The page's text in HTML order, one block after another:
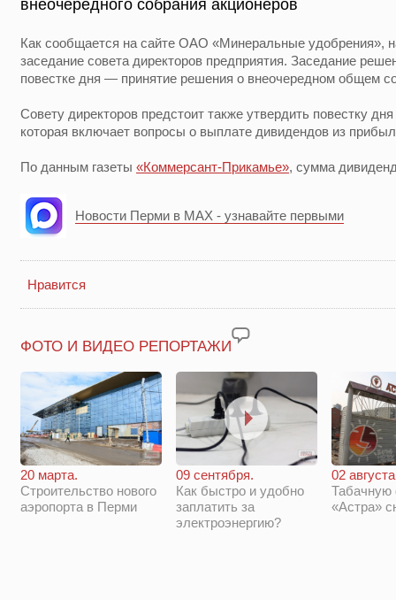
внеочередного собрания акционеров
Как сообщается на сайте ОАО «Минеральные удобрения»,
заседание совета директоров предприятия. Заседание
повестке дня — принятие решения о внеочередном общем
Совету директоров предстоит также утвердить повестку
которая включает вопросы о выплате дивидендов из
По данным газеты «Коммерсант-Прикамье», сумма
Новости Перми в MAX - узнавайте первыми
Нравится
ФОТО И ВИДЕО РЕПОРТАЖИ
20 марта.
Строительство нового
аэропорта в Перми
09 сентября.
Как быстро и удобно
заплатить за
электроэнергию?
02
Табачную
«Астра»